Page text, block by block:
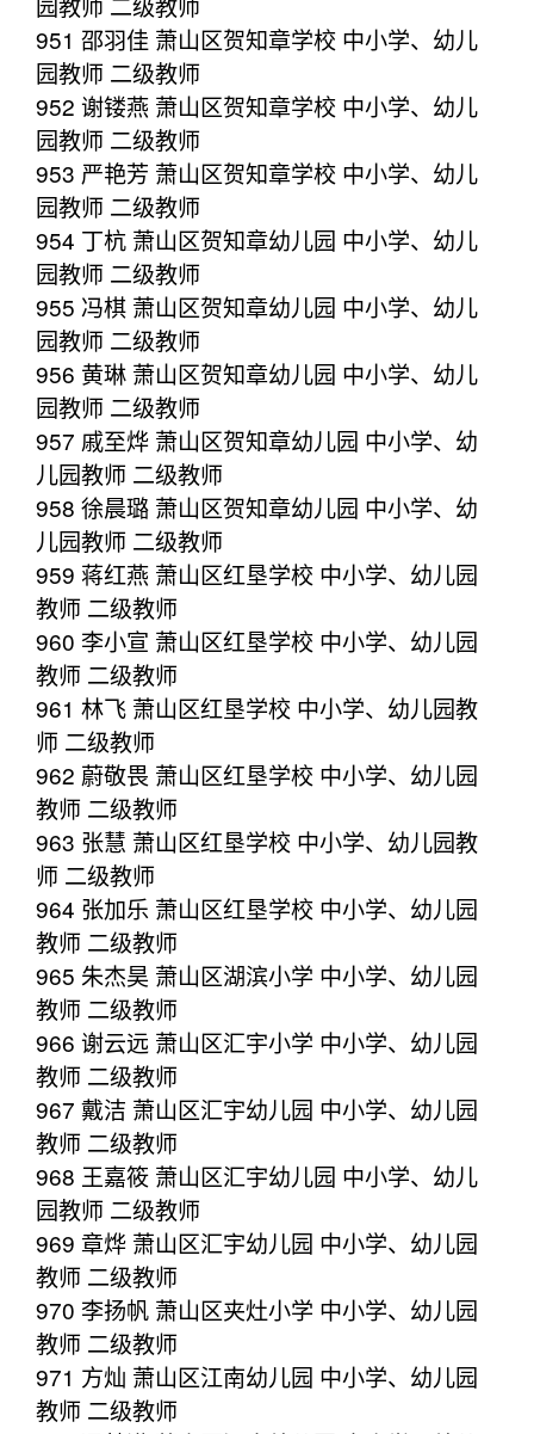
951 邵羽佳 萧山区贺知章学校 中小学、幼儿
园教师 二级教师
952 谢镂燕 萧山区贺知章学校 中小学、幼儿
园教师 二级教师
953 严艳芳 萧山区贺知章学校 中小学、幼儿
园教师 二级教师
954 丁杭 萧山区贺知章幼儿园 中小学、幼儿
园教师 二级教师
955 冯棋 萧山区贺知章幼儿园 中小学、幼儿
园教师 二级教师
956 黄琳 萧山区贺知章幼儿园 中小学、幼儿
园教师 二级教师
957 戚至烨 萧山区贺知章幼儿园 中小学、幼
儿园教师 二级教师
958 徐晨璐 萧山区贺知章幼儿园 中小学、幼
儿园教师 二级教师
959 蒋红燕 萧山区红垦学校 中小学、幼儿园
教师 二级教师
960 李小宣 萧山区红垦学校 中小学、幼儿园
教师 二级教师
961 林飞 萧山区红垦学校 中小学、幼儿园教
师 二级教师
962 蔚敬畏 萧山区红垦学校 中小学、幼儿园
教师 二级教师
963 张慧 萧山区红垦学校 中小学、幼儿园教
师 二级教师
964 张加乐 萧山区红垦学校 中小学、幼儿园
教师 二级教师
965 朱杰昊 萧山区湖滨小学 中小学、幼儿园
教师 二级教师
966 谢云远 萧山区汇宇小学 中小学、幼儿园
教师 二级教师
967 戴洁 萧山区汇宇幼儿园 中小学、幼儿园
教师 二级教师
968 王嘉筱 萧山区汇宇幼儿园 中小学、幼儿
园教师 二级教师
969 章烨 萧山区汇宇幼儿园 中小学、幼儿园
教师 二级教师
970 李扬帆 萧山区夹灶小学 中小学、幼儿园
教师 二级教师
971 方灿 萧山区江南幼儿园 中小学、幼儿园
教师 二级教师